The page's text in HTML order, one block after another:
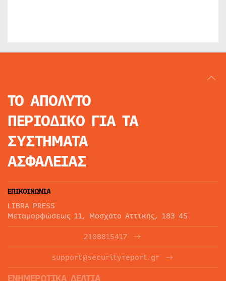
ΤΟ ΑΠΟΛΥΤΟ
ΠΕΡΙΟΔΙΚΟ ΓΙΑ ΤΑ
ΣΥΣΤΗΜΑΤΑ
ΑΣΦΑΛΕΙΑΣ
ΕΠΙΚΟΙΝΩΝΙΑ
LIBRA PRESS
Μεταμορφώσεως 11, Μοσχάτο Αττικής, 183 45
2108815417
support@securityreport.gr